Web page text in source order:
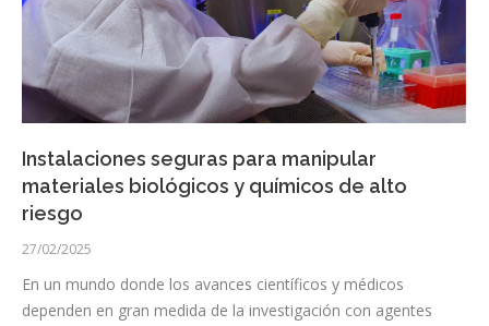
Instalaciones seguras para manipular
materiales biológicos y químicos de alto
riesgo
27/02/2025
En un mundo donde los avances científicos y médicos
dependen en gran medida de la investigación con agentes